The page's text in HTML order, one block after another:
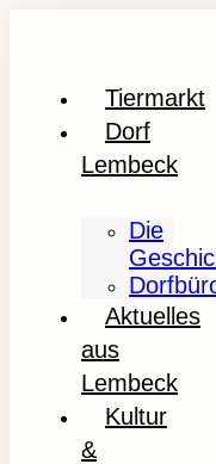
Tiermarkt
Dorf
Lembeck
Die
Aktuelles
aus
Lembeck
Kultur
&